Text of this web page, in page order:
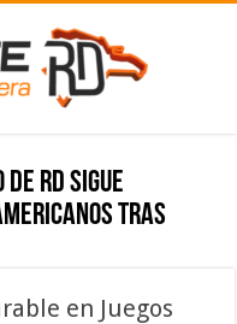
de RD sigue
tras
en Juegos